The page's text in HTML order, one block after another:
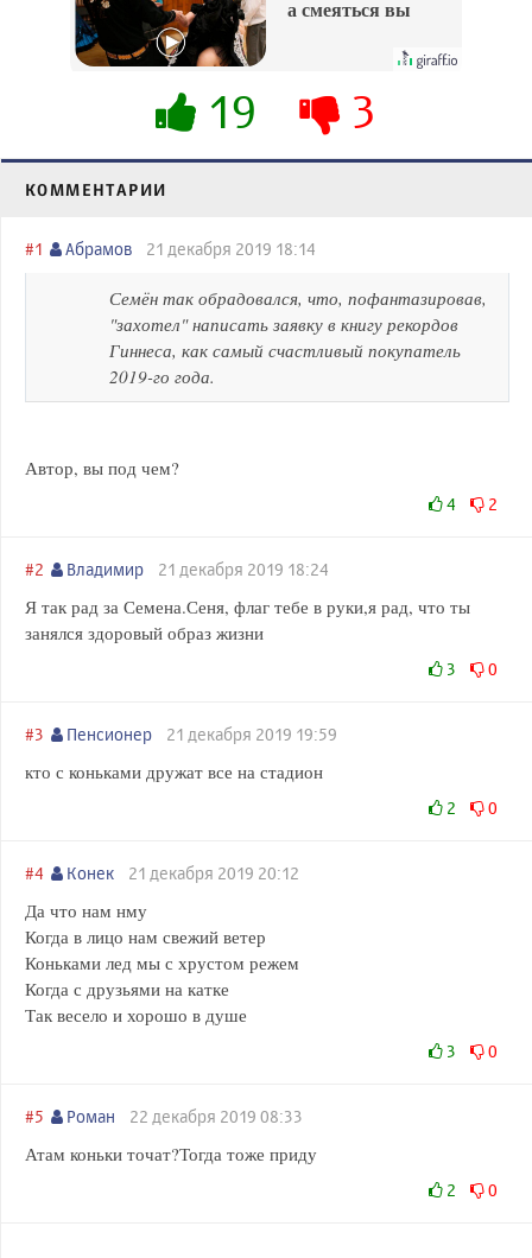
а смеяться вы
19 3
КОММЕНТАРИИ
#1 Абрамов 21 декабря 2019 18:14
Семён так обрадовался, что, пофантазировав,
"захотел" написать заявку в книгу рекордов
Гиннеса, как самый счастливый покупатель
2019-го года.
Автор, вы под чем?
4 2
#2 Владимир 21 декабря 2019 18:24
Я так рад за Семена.Сеня, флаг тебе в руки,я рад, что ты
занялся здоровый образ жизни
3 0
#3 Пенсионер 21 декабря 2019 19:59
кто с коньками дружат все на стадион
2 0
#4 Конек 21 декабря 2019 20:12
Да что нам нму
Когда в лицо нам свежий ветер
Коньками лед мы с хрустом режем
Когда с друзьями на катке
Так весело и хорошо в душе
3 0
#5 Роман 22 декабря 2019 08:33
Атам коньки точат?Тогда тоже приду
2 0